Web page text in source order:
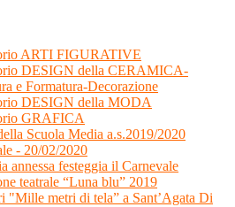
ARTI FIGURATIVE
DESIGN della CERAMICA-
e Formatura-Decorazione
DESIGN della MODA
GRAFICA
Scuola Media a.s.2019/2020
- 20/02/2020
annessa festeggia il Carnevale
teatrale “Luna blu” 2019
"Mille metri di tela” a Sant’Agata Di